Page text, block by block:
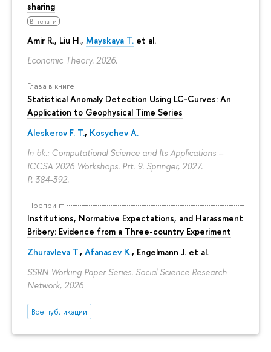
sharing
В печати
Amir R., Liu H., Mayskaya T. et al.
Economic Theory. 2026.
Глава в книге
Statistical Anomaly Detection Using LC-Curves: An
Application to Geophysical Time Series
Aleskerov F. T., Kosychev A.
In bk.: Computational Science and Its Applications –
ICCSA 2026 Workshops. Prt. 9. Springer, 2027.
P. 384-392.
Препринт
Institutions, Normative Expectations, and Harassment
Bribery: Evidence from a Three-country Experiment
Zhuravleva T., Afanasev K., Engelmann J. et al.
SSRN Working Paper Series. Social Science Research
Network, 2026
Все публикации